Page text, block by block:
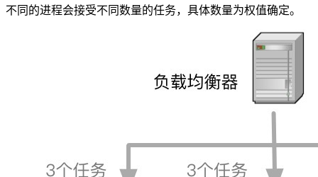
不同的进程会接受不同数量的任务，具体数量为权值确定。